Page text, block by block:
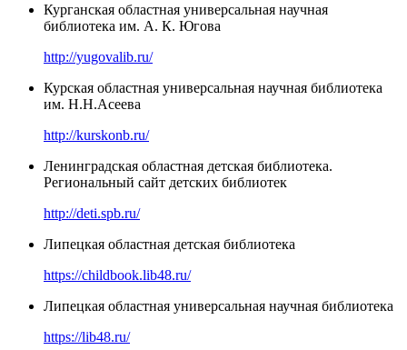
Курганская областная универсальная научная
библиотека им. А. К. Югова
http://yugovalib.ru/
Курская областная универсальная научная библиотека
им. Н.Н.Асеева
http://kurskonb.ru/
Ленинградская областная детская библиотека.
Региональный сайт детских библиотек
http://deti.spb.ru/
Липецкая областная детская библиотека
https://childbook.lib48.ru/
Липецкая областная универсальная научная библиотека
https://lib48.ru/